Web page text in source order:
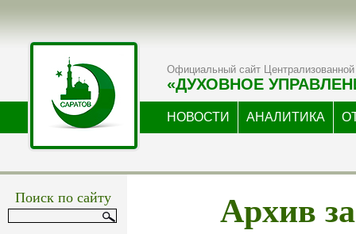
Официальный сайт Централизованной
«ДУХОВНОЕ
НОВОСТИ АНАЛИТИКА
Поиск по сайту Архив